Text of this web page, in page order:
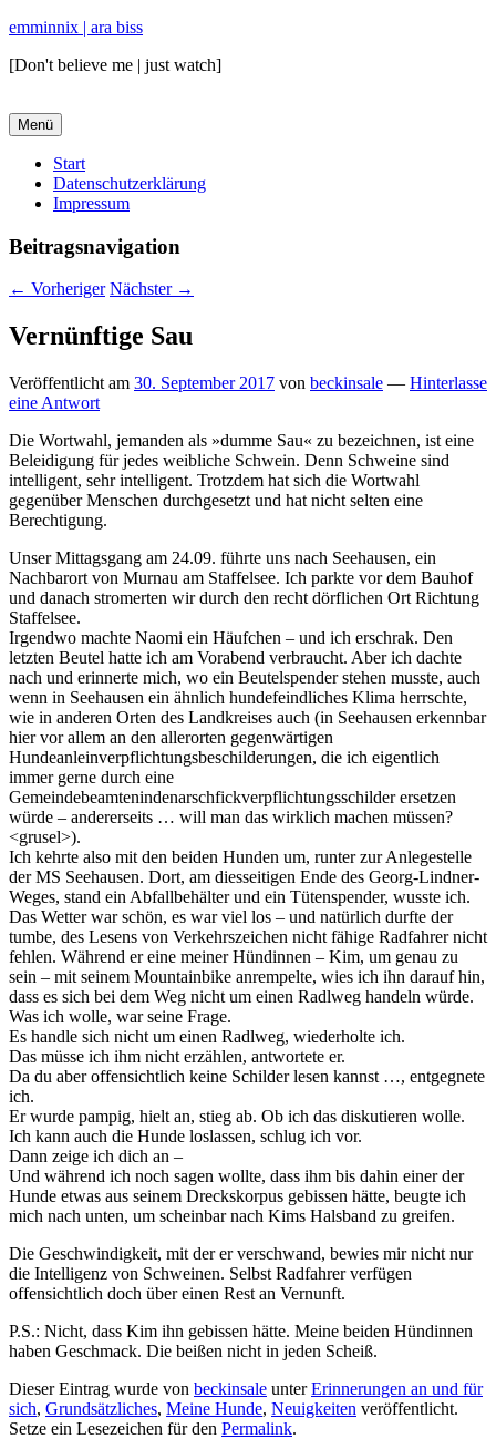
emminnix | ara biss
[Don't believe me | just watch]
Menü
Primäres
Menü
Start
Datenschutzerklärung
Impressum
Beitragsnavigation
← Vorheriger Nächster →
Vernünftige Sau
Veröffentlicht am 30. September 2017 von beckinsale — Hinterlasse
eine Antwort
Die Wortwahl, jemanden als »dumme Sau« zu bezeichnen, ist eine
Beleidigung für jedes weibliche Schwein. Denn Schweine sind
intelligent, sehr intelligent. Trotzdem hat sich die Wortwahl
gegenüber Menschen durchgesetzt und hat nicht selten eine
Berechtigung.
Unser Mittagsgang am 24.09. führte uns nach Seehausen, ein
Nachbarort von Murnau am Staffelsee. Ich parkte vor dem Bauhof
und danach stromerten wir durch den recht dörflichen Ort Richtung
Staffelsee.
Irgendwo machte Naomi ein Häufchen – und ich erschrak. Den
letzten Beutel hatte ich am Vorabend verbraucht. Aber ich dachte
nach und erinnerte mich, wo ein Beutelspender stehen musste, auch
wenn in Seehausen ein ähnlich hundefeindliches Klima herrschte,
wie in anderen Orten des Landkreises auch (in Seehausen erkennbar
hier vor allem an den allerorten gegenwärtigen
Hundeanleinverpflichtungsbeschilderungen, die ich eigentlich
immer gerne durch eine
Gemeindebeamtenindenarschfickverpflichtungsschilder ersetzen
würde – andererseits … will man das wirklich machen müssen?
<grusel>).
Ich kehrte also mit den beiden Hunden um, runter zur Anlegestelle
der MS Seehausen. Dort, am diesseitigen Ende des Georg-Lindner-
Weges, stand ein Abfallbehälter und ein Tütenspender, wusste ich.
Das Wetter war schön, es war viel los – und natürlich durfte der
tumbe, des Lesens von Verkehrszeichen nicht fähige Radfahrer nicht
fehlen. Während er eine meiner Hündinnen – Kim, um genau zu
sein – mit seinem Mountainbike anrempelte, wies ich ihn darauf hin,
dass es sich bei dem Weg nicht um einen Radlweg handeln würde.
Was ich wolle, war seine Frage.
Es handle sich nicht um einen Radlweg, wiederholte ich.
Das müsse ich ihm nicht erzählen, antwortete er.
Da du aber offensichtlich keine Schilder lesen kannst …, entgegnete
ich.
Er wurde pampig, hielt an, stieg ab. Ob ich das diskutieren wolle.
Ich kann auch die Hunde loslassen, schlug ich vor.
Dann zeige ich dich an –
Und während ich noch sagen wollte, dass ihm bis dahin einer der
Hunde etwas aus seinem Dreckskorpus gebissen hätte, beugte ich
mich nach unten, um scheinbar nach Kims Halsband zu greifen.
Die Geschwindigkeit, mit der er verschwand, bewies mir nicht nur
die Intelligenz von Schweinen. Selbst Radfahrer verfügen
offensichtlich doch über einen Rest an Vernunft.
P.S.: Nicht, dass Kim ihn gebissen hätte. Meine beiden Hündinnen
haben Geschmack. Die beißen nicht in jeden Scheiß.
Dieser Eintrag wurde von beckinsale unterErinnerungen an und für
sich, Grundsätzliches, Meine Hunde, Neuigkeiten veröffentlicht.
Setze ein Lesezeichen für den Permalink.